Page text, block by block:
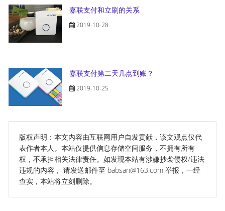
嘉联支付和立刷的关系
2019-10-28
嘉联支付第二天几点到账？
2019-10-25
版权声明：本文内容由互联网用户自发贡献，该文观点仅代
表作者本人。本站仅提供信息存储空间服务，不拥有所有
权，不承担相关法律责任。如发现本站有涉嫌抄袭侵权/违法
违规的内容， 请发送邮件至 babsan@163.com 举报，一经
查实，本站将立刻删除。